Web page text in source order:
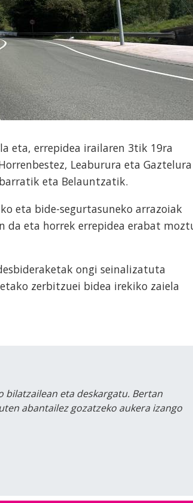
eta, errepidea irailaren 3tik 19ra
Leaburura eta Gaztelura
eta Belauntzatik.
eta bide-segurtasuneko arrazoiak
da eta horrek errepidea erabat
ongi seinalizatuta
zerbitzuei bidea irekiko zaiela
bilatzailean eta deskargatu. Bertan
abantailez gozatzeko aukera izango